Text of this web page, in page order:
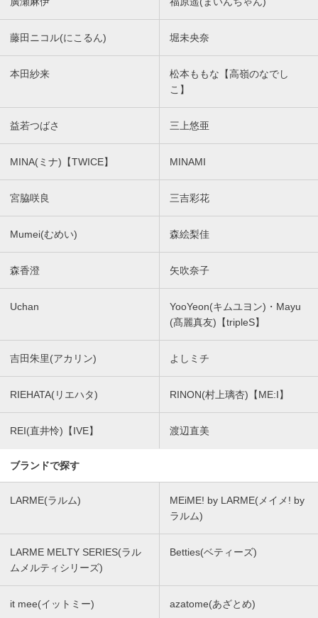
藤田ニコル(にこるん) 堀未央奈
本田紗来
松本ももな【高嶺のなでし
こ】
益若つばさ 三上悠亜
MINA(ミナ)【TWICE】 MINAMI
宮脇咲良 三吉彩花
Mumei(むめい) 森絵梨佳
森香澄 矢吹奈子
Uchan
YooYeon(キムユヨン)・Mayu
(髙麗真友)【tripleS】
吉田朱里(アカリン) よしミチ
RIEHATA(リエハタ) RINON(村上璃杏)【ME:I】
REI(直井怜)【IVE】 渡辺直美
ブランドで探す
LARME(ラルム)
MEiME! by LARME(メイメ! by
ラルム)
LARME MELTY SERIES(ラル
ムメルティシリーズ)
Betties(ベティーズ)
it mee(イットミー) azatome(あざとめ)